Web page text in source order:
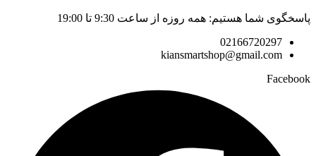
پاسخگوی شما هستیم: همه روزه از ساعت 9:30 تا 19:00
02166720297
kiansmartshop@gmail.com
Facebook